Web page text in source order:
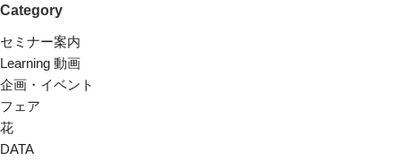
Category
セミナー案内
Learning 動画
企画・イベント
フェア
花
DATA